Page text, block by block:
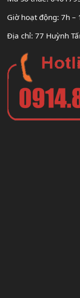
Giờ hoạt động: 7h –
Địa chỉ: 77 Huỳnh